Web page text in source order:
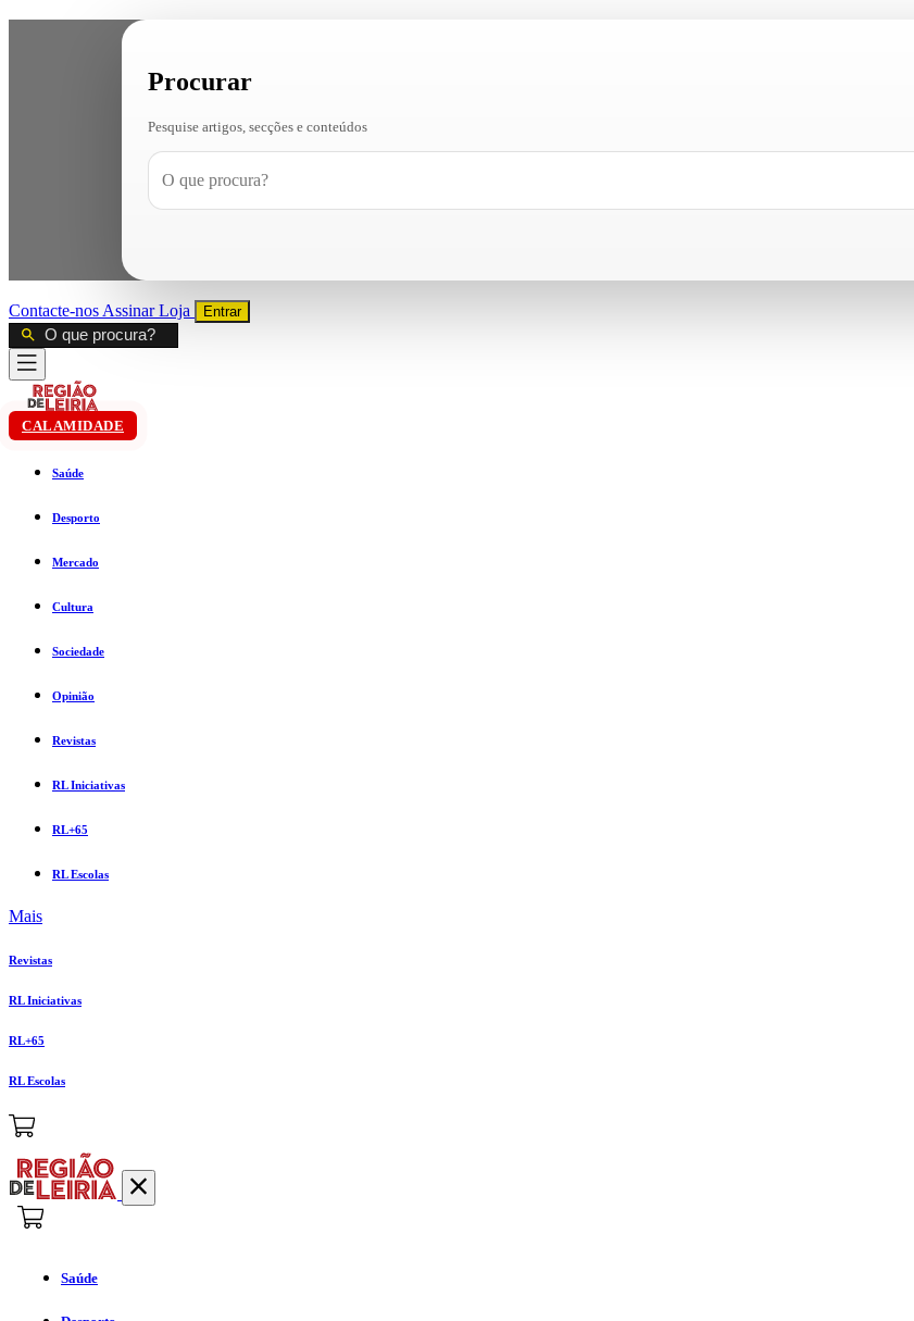
Procurar
Pesquise artigos, secções e conteúdos
Contacte-nos AssinarLoja Entrar
CALAMIDADE
Saúde
Desporto
Mercado
Cultura
Sociedade
Opinião
Revistas
RL Iniciativas
RL+65
RL Escolas
Mais
Revistas
RL Iniciativas
RL+65
RL Escolas
Saúde